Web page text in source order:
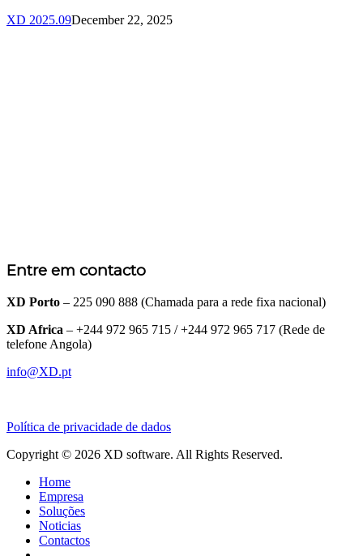
XD 2025.09December 22, 2025
Entre em contacto
XD Porto – 225 090 888 (Chamada para a rede fixa nacional)
XD Africa – +244 972 965 715 / +244 972 965 717 (Rede de
telefone Angola)
info@XD.pt
Política de privacidade de dados
Copyright © 2026 XD software. All Rights Reserved.
Home
Empresa
Soluções
Noticias
Contactos